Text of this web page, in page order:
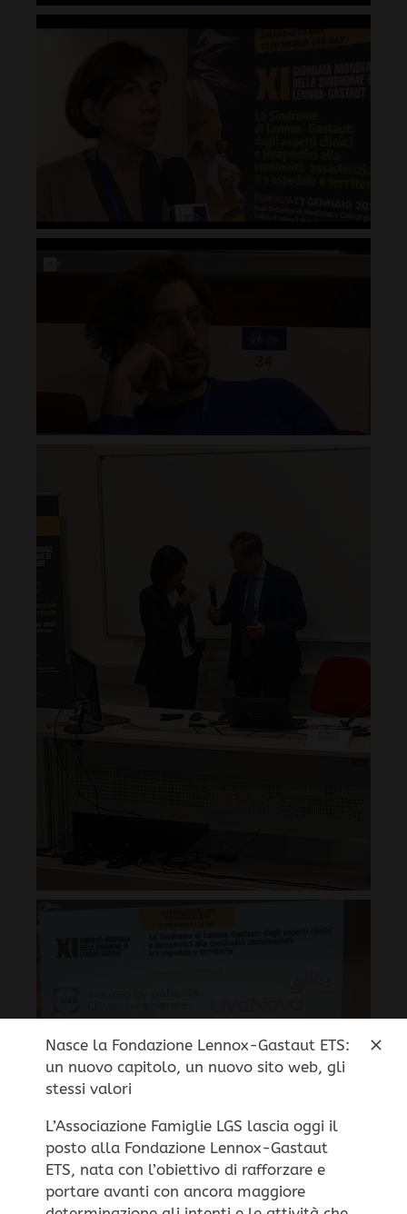
Nasce la Fondazione Lennox-Gastaut ETS:
un nuovo capitolo, un nuovo sito web, gli
stessi valori
L’Associazione Famiglie LGS lascia oggi il
posto alla Fondazione Lennox-Gastaut
ETS, nata con l’obiettivo di rafforzare e
portare avanti con ancora maggiore
Questo sito non utilizza cookie di profilazione
personale, ma solo cookie tecnici per il corretto